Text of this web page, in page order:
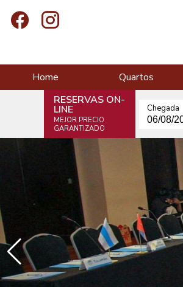
Home Quartos
RESERVAS ON-
LINE
MEJOR PRECIO
GARANTIZADO
Chegada